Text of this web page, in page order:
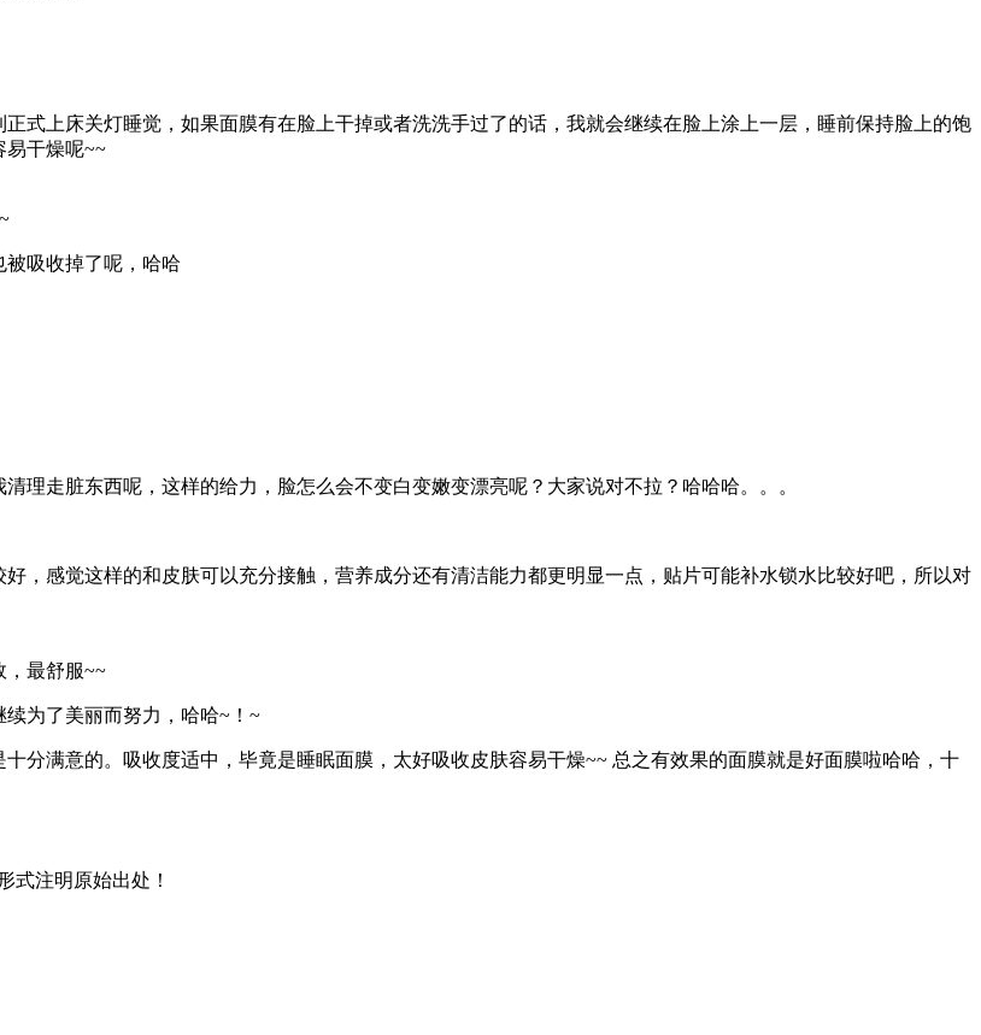
式上床关灯睡觉，如果面膜有在脸上干掉或者洗洗手过了的话，我就会继续在脸上涂上一层，睡前保持脸上的饱
易干燥呢~~
吸收掉了呢，哈哈
理走脏东西呢，这样的给力，脸怎么会不变白变嫩变漂亮呢？大家说对不拉？哈哈哈。。。
，感觉这样的和皮肤可以充分接触，营养成分还有清洁能力都更明显一点，贴片可能补水锁水比较好吧，所以对
，最舒服~~
为了美丽而努力，哈哈~！~
分满意的。吸收度适中，毕竟是睡眠面膜，太好吸收皮肤容易干燥~~ 总之有效果的面膜就是好面膜啦哈哈，十
式注明原始出处！